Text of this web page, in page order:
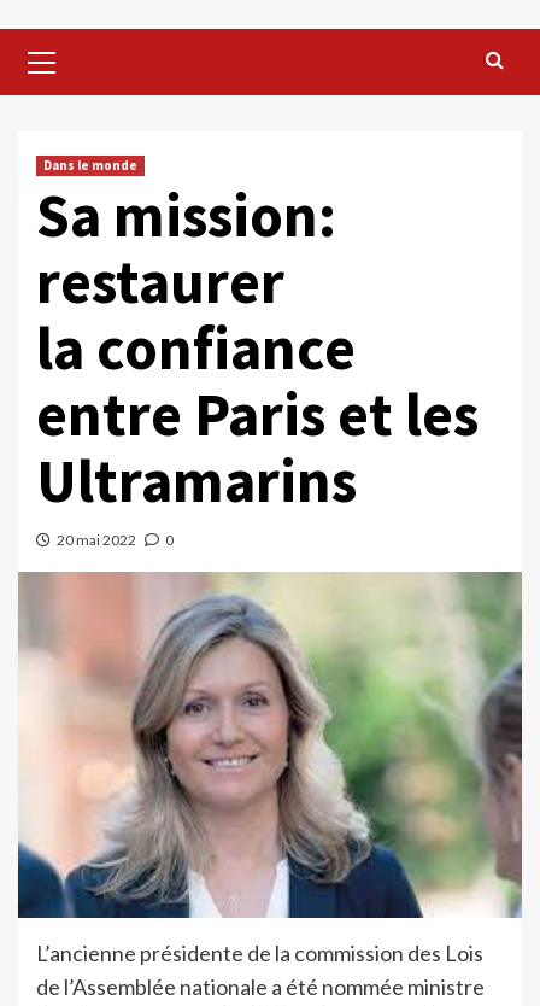
Menu
Dans le monde
Sa mission:
restaurer
la confiance
entre Paris et les
Ultramarins
20 mai 2022 0
L’ancienne présidente de la commission des Lois
de l’Assemblée nationale a été nommée ministre